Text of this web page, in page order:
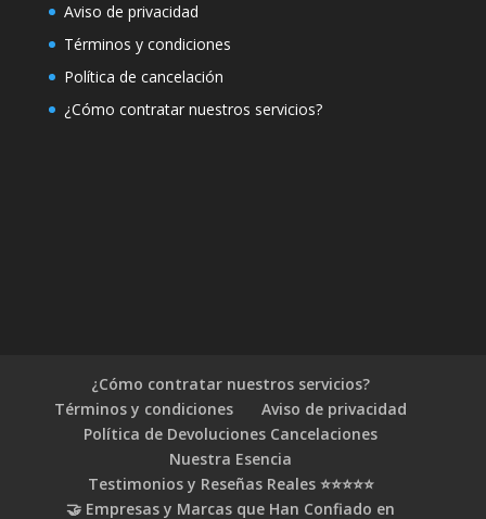
Aviso de privacidad
Términos y condiciones
Política de cancelación
¿Cómo contratar nuestros servicios?
¿Cómo contratar nuestros servicios?
Términos y condiciones
Aviso de privacidad
Política de Devoluciones Cancelaciones
Nuestra Esencia
Testimonios y Reseñas Reales ⭐⭐⭐⭐⭐
🤝 Empresas y Marcas que Han Confiado en